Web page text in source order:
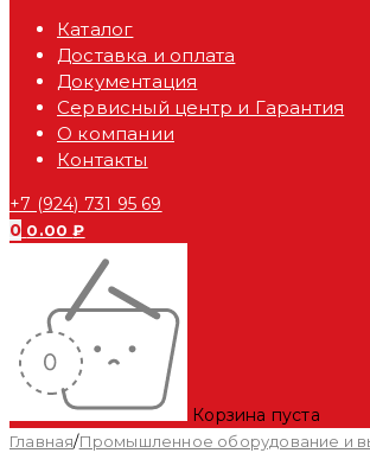
Каталог
Доставка и оплата
Документация
Сервисный центр и Гарантия
О компании
Контакты
+7 (924) 731 95 69
0 0.00₽
Корзина пуста
Главная/Промышленное оборудование и